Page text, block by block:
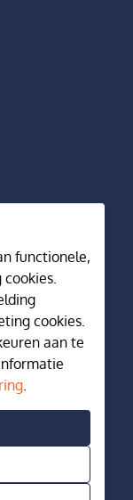
functionele,
cookies.
aan te
.